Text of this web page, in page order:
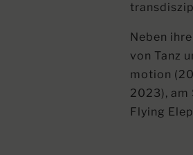
Neben
von Tanz
motion
2023), am
Flying